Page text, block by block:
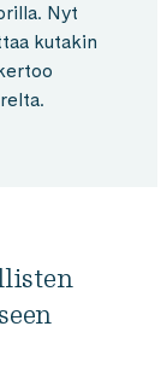
Nyt
kutakin